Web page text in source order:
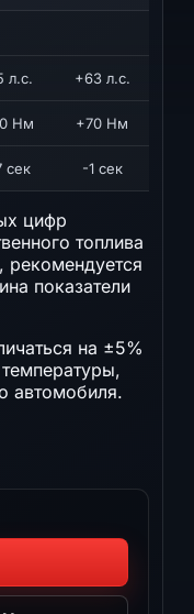
л.с. +63 л.с.
Нм +70 Нм
сек -1 сек
цифр
топлива
показатели
на ±5%
автомобиля.